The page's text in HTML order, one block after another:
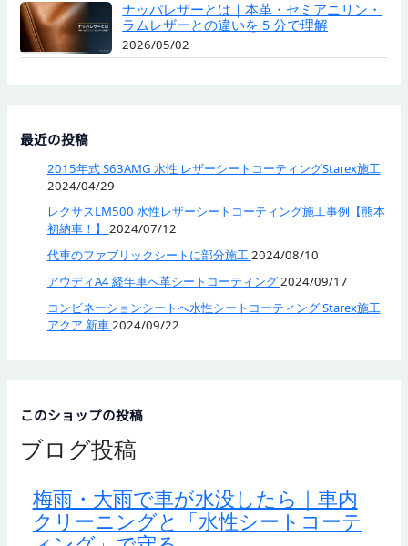
ナッパレザーとは｜本革・セミアニリン・
ラムレザーとの違いを 5 分で理解
2026/05/02
最近の投稿
2015年式 S63AMG 水性 レザーシートコーティングStarex施工
2024/04/29
レクサスLM500 水性レザーシートコーティング施工事例【熊本
初納車！】 2024/07/12
代車のファブリックシートに部分施工2024/08/10
アウディA4 経年車へ革シートコーティング2024/09/17
コンビネーションシートへ水性シートコーティング Starex施工
アクア 新車2024/09/22
このショップの投稿
ブログ投稿
梅雨・大雨で車が水没したら｜車内
クリーニングと「水性シートコーテ